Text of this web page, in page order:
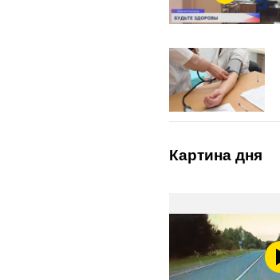
Картина дня